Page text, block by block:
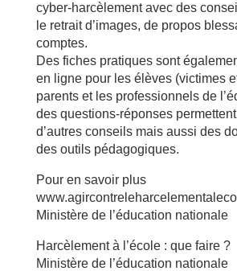
cyber-harcèlement avec des
le retrait d’images, de propos
comptes.
Des fiches pratiques sont
en ligne pour les élèves (victimes
parents et les professionnels de
des questions-réponses
d’autres conseils mais aussi des
des outils pédagogiques.
Pour en savoir plus
Ministère de l’éducation nationale
Harcèlement à l’école : que faire ?
Ministère de l’éducation nationale